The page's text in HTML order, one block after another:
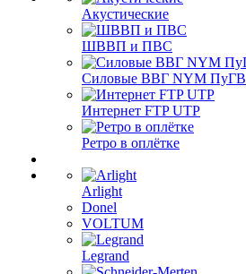
Акустические
ШВВП и ПВС
Силовые ВВГ NYM ПуГВ
Интернет FTP UTP
Ретро в оплётке
Arlight
Donel
VOLTUM
Legrand